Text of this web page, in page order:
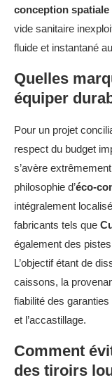
conception
vide sanitaire
fluide et instantané
Quelles
équiper
Pour un projet
respect du budget
s’avère
philosophie d’éco-
intégralement
fabricants tels que
également des
L’objectif étant de
caissons, la
fiabilité des
et l’accastillage.
Comment
des tiroirs